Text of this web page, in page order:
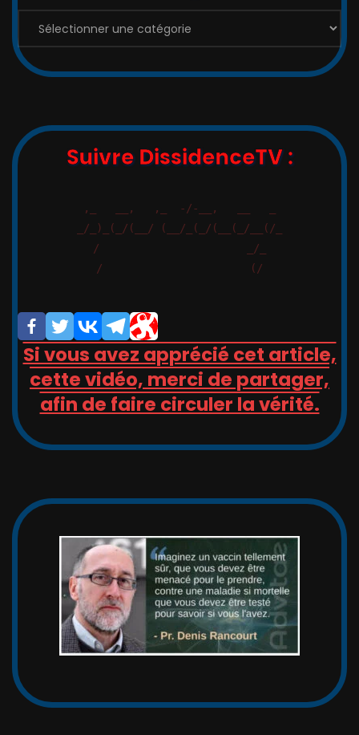
Suivre DissidenceTV :
,_   __,   ,_  -/-__,   __   _
_/_)_(_/(__/ (__/_(_/(__(_/__(/_
/                       _/_
/                       (/
Si vous avez apprécié cet article,
cette vidéo, merci de partager,
afin de faire circuler la vérité.